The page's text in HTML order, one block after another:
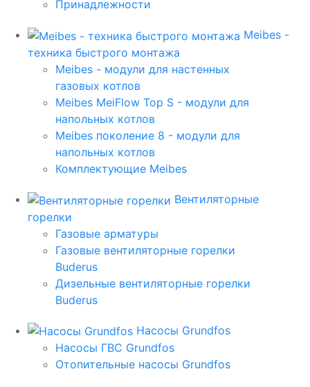
Принадлежности
Meibes -
техника быстрого монтажа
Meibes - модули для настенных
газовых котлов
Meibes MeiFlow Top S - модули для
напольных котлов
Meibes поколение 8 - модули для
напольных котлов
Комплектующие Meibes
Вентиляторные
горелки
Газовые арматуры
Газовые вентиляторные горелки
Buderus
Дизельные вентиляторные горелки
Buderus
Насосы Grundfos
Насосы ГВС Grundfos
Отопительные насосы Grundfos